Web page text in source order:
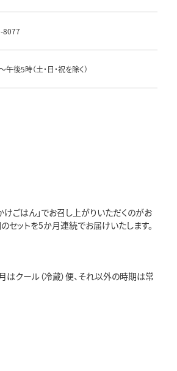
8077
後5時（土・日・祝を除く）
ごはん」でお召し上がりいただくのがお
セットを5か月連続でお届けいたします。
クール（冷蔵）便、それ以外の時期は常